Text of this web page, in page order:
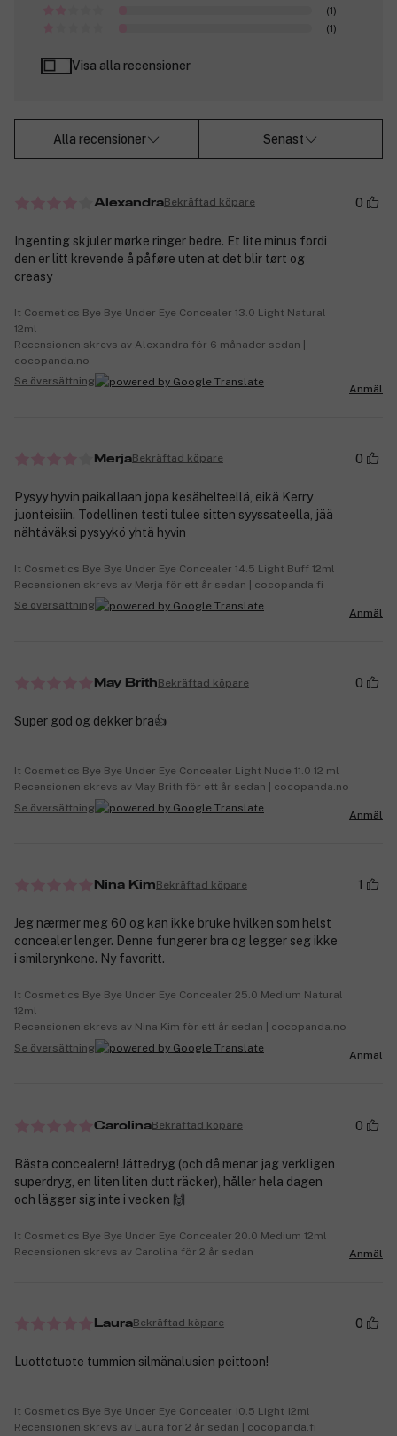
(1)
(1)
Visa alla recensioner
Alla recensioner Senast
AlexandraBekräftad köpare 0
Ingenting skjuler mørke ringer bedre. Et lite minus fordi
den er litt krevende å påføre uten at det blir tørt og
creasy
It Cosmetics Bye Bye Under Eye Concealer 13.0 Light Natural
12ml
Recensionen skrevs av Alexandra för 6 månader sedan |
cocopanda.no
Se översättning
Anmäl
MerjaBekräftad köpare 0
Pysyy hyvin paikallaan jopa kesähelteellä, eikä Kerry
juonteisiin. Todellinen testi tulee sitten syyssateella, jää
nähtäväksi pysyykö yhtä hyvin
It Cosmetics Bye Bye Under Eye Concealer 14.5 Light Buff 12ml
Recensionen skrevs av Merja för ett år sedan | cocopanda.fi
Se översättning
Anmäl
May BrithBekräftad köpare 0
Super god og dekker bra👍
It Cosmetics Bye Bye Under Eye Concealer Light Nude 11.0 12 ml
Recensionen skrevs av May Brith för ett år sedan | cocopanda.no
Se översättning
Anmäl
Nina KimBekräftad köpare 1
Jeg nærmer meg 60 og kan ikke bruke hvilken som helst
concealer lenger. Denne fungerer bra og legger seg ikke
i smilerynkene. Ny favoritt.
It Cosmetics Bye Bye Under Eye Concealer 25.0 Medium Natural
12ml
Recensionen skrevs av Nina Kim för ett år sedan | cocopanda.no
Se översättning
Anmäl
CarolinaBekräftad köpare 0
Bästa concealern! Jättedryg (och då menar jag verkligen
superdryg, en liten liten dutt räcker), håller hela dagen
och lägger sig inte i vecken 🙌
It Cosmetics Bye Bye Under Eye Concealer 20.0 Medium 12ml
Recensionen skrevs av Carolina för 2 år sedan
Anmäl
LauraBekräftad köpare 0
Luottotuote tummien silmänalusien peittoon!
It Cosmetics Bye Bye Under Eye Concealer 10.5 Light 12ml
Recensionen skrevs av Laura för 2 år sedan | cocopanda.fi